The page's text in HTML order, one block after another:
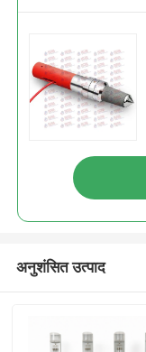
अनुशंसित उत्पाद